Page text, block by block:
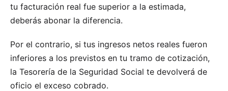
tu facturación real fue superior a la estimada,
deberás abonar la diferencia.
Por el contrario, si tus ingresos netos reales fueron
inferiores a los previstos en tu tramo de cotización,
la Tesorería de la Seguridad Social te devolverá de
oficio el exceso cobrado.